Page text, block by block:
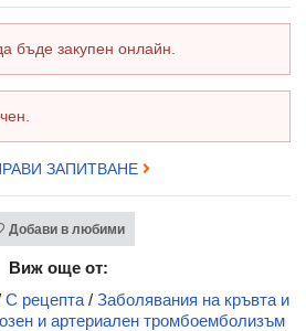
бъде закупен онлайн.
ЗАПИТВАНЕ
Добави в любими
Виж още от:
С рецепта / Заболявания на кръвта и
и артериален тромбоемболизъм